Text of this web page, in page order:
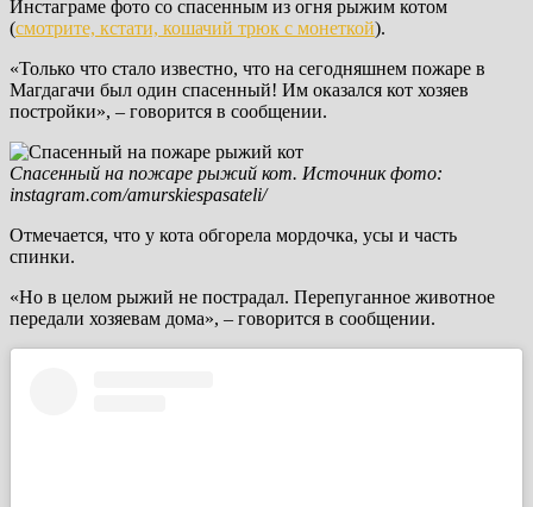
Инстаграме фото со спасенным из огня рыжим котом
(смотрите, кстати, кошачий трюк с монеткой).
«Только что стало известно, что на сегодняшнем пожаре в
Магдагачи был один спасенный! Им оказался кот хозяев
постройки», – говорится в сообщении.
Спасенный на пожаре рыжий кот. Источник фото:
instagram.com/amurskiespasateli/
Отмечается, что у кота обгорела мордочка, усы и часть
спинки.
«Но в целом рыжий не пострадал. Перепуганное животное
передали хозяевам дома», – говорится в сообщении.